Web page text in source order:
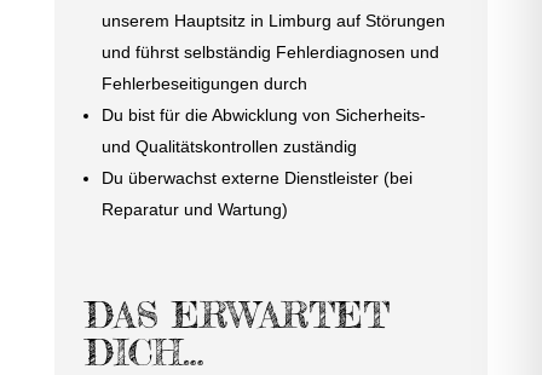
unserem Hauptsitz in Limburg auf Störungen
und führst selbständig Fehlerdiagnosen und
Fehlerbeseitigungen durch
Du bist für die Abwicklung von Sicherheits-
und Qualitätskontrollen zuständig
Du überwachst externe Dienstleister (bei
Reparatur und Wartung)
DAS ERWARTET
DICH…